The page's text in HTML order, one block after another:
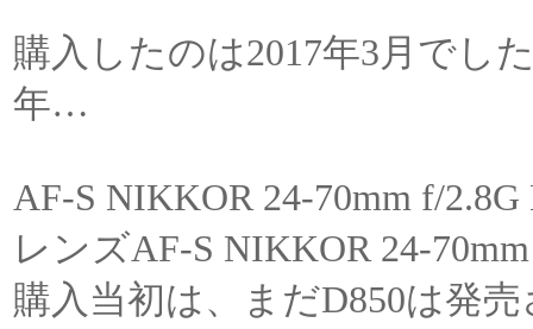
購入したのは2017年3月でし
年…
AF-S NIKKOR 24-70mm f/
レンズAF-S NIKKOR 24-
購入当初は、まだD850は発